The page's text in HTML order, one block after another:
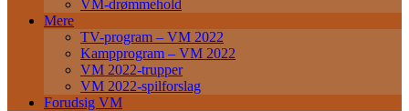
VM-drømmehold
Mere
TV-program – VM 2022
Kampprogram – VM 2022
VM 2022-trupper
VM 2022-spilforslag
Forudsig VM